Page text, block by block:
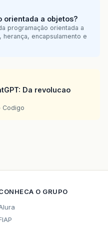
orientada a objetos?
programação orientada a
encapsulamento e
Da revolucao
Codigo
O GRUPO